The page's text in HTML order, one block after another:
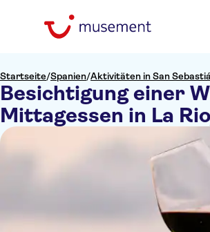
Startseite/Spanien/Aktivitäten in San
Besichtigung einer
Mittagessen in La